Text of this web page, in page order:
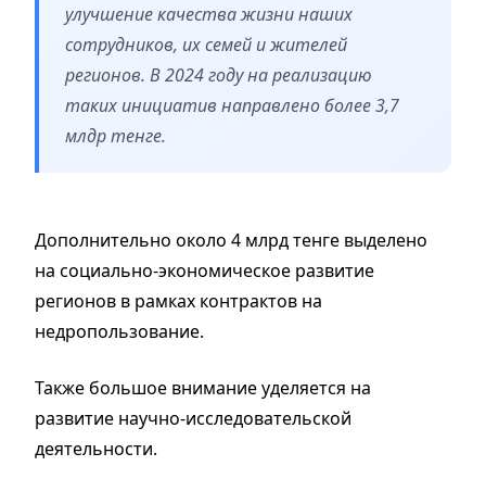
улучшение качества жизни наших
сотрудников, их семей и жителей
регионов. В 2024 году на реализацию
таких инициатив направлено более 3,7
млдр тенге.
Дополнительно около 4 млрд тенге выделено
на социально-экономическое развитие
регионов в рамках контрактов на
недропользование.
Также большое внимание уделяется на
развитие научно-исследовательской
деятельности.